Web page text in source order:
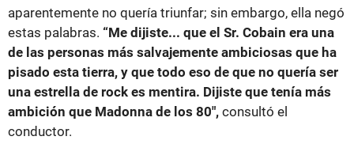
aparentemente no quería triunfar; sin embargo, ella negó
estas palabras. “Me dijiste... que el Sr. Cobain era una
de las personas más salvajemente ambiciosas que ha
pisado esta tierra, y que todo eso de que no quería ser
una estrella de rock es mentira. Dijiste que tenía más
ambición que Madonna de los 80", consultó el
conductor.